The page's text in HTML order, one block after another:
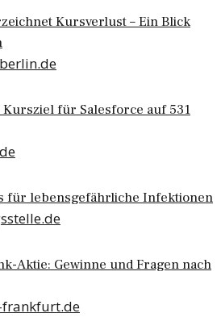
Kursverlust – Ein Blick
für Salesforce auf 531
für lebensgefährliche Infektionen
Aktie: Gewinne und Fragen nach